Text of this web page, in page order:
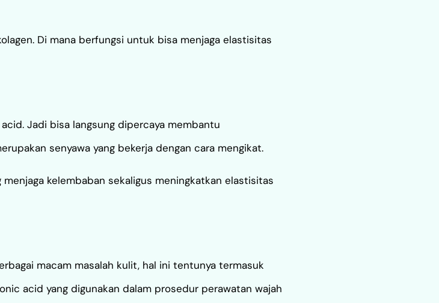
Di mana berfungsi untuk bisa menjaga elastisitas
Jadi bisa langsung dipercaya membantu
senyawa yang bekerja dengan cara mengikat.
kelembaban sekaligus meningkatkan elastisitas
macam masalah kulit, hal ini tentunya termasuk
acid yang digunakan dalam prosedur perawatan wajah